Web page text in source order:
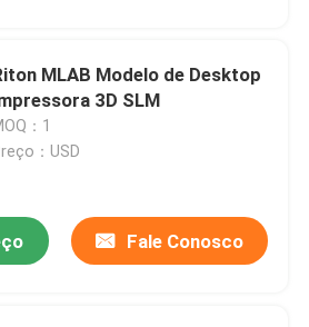
MLAB Modelo de Desktop
3D SLM
：1
：USD
Fale Conosco